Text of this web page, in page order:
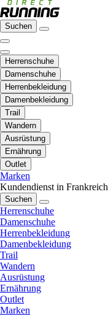
Suchen
Herrenschuhe
Damenschuhe
Herrenbekleidung
Damenbekleidung
Trail
Wandern
Ausrüstung
Ernährung
Outlet
Marken
Kundendienst in Frankreich
Suchen
Herrenschuhe
Damenschuhe
Herrenbekleidung
Damenbekleidung
Trail
Wandern
Ausrüstung
Ernährung
Outlet
Marken